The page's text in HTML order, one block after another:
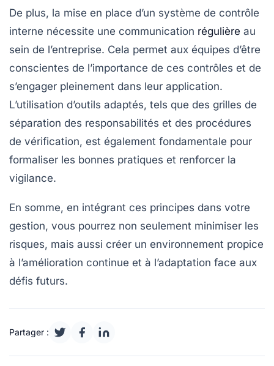
De plus, la mise en place d’un système de contrôle
interne nécessite une communication régulière au
sein de l’entreprise. Cela permet aux équipes d’être
conscientes de l’importance de ces contrôles et de
s’engager pleinement dans leur application.
L’utilisation d’outils adaptés, tels que des grilles de
séparation des responsabilités et des procédures
de vérification, est également fondamentale pour
formaliser les bonnes pratiques et renforcer la
vigilance.
En somme, en intégrant ces principes dans votre
gestion, vous pourrez non seulement minimiser les
risques, mais aussi créer un environnement propice
à l’amélioration continue et à l’adaptation face aux
défis futurs.
Partager :